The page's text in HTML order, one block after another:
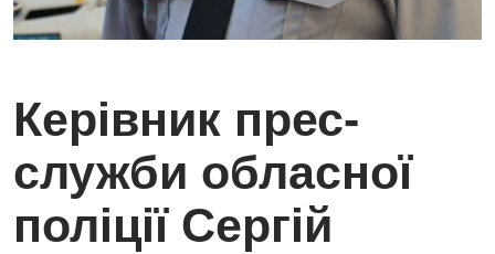
Керівник прес-
служби обласної
поліції Сергій